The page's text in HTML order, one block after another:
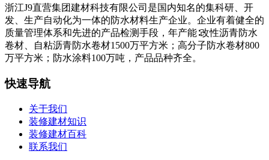
浙江J9直营集团建材科技有限公司是国内知名的集科研、开
发、生产自动化为一体的防水材料生产企业。企业有着健全的
质量管理体系和先进的产品检测手段，年产能∶改性沥青防水
卷材、自粘沥青防水卷材1500万平方米；高分子防水卷材800
万平方米；防水涂料100万吨，产品品种齐全。
快速导航
关于我们
装修建材知识
装修建材百科
联系我们